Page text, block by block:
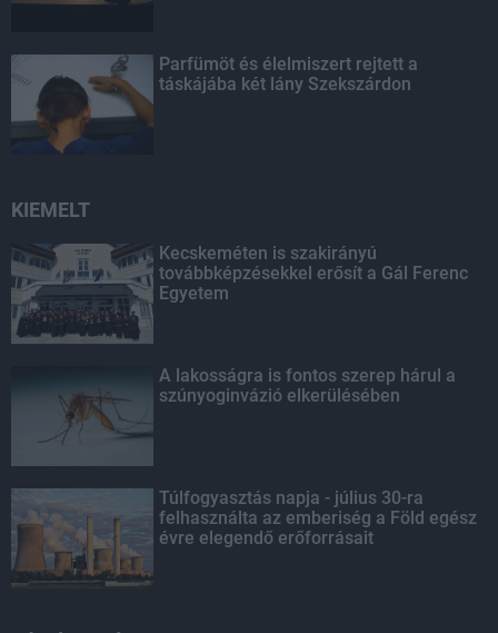
Parfümöt és élelmiszert rejtett a
táskájába két lány Szekszárdon
KIEMELT
Kecskeméten is szakirányú
továbbképzésekkel erősít a Gál Ferenc
Egyetem
A lakosságra is fontos szerep hárul a
szúnyoginvázió elkerülésében
Túlfogyasztás napja - július 30-ra
felhasználta az emberiség a Föld egész
évre elegendő erőforrásait